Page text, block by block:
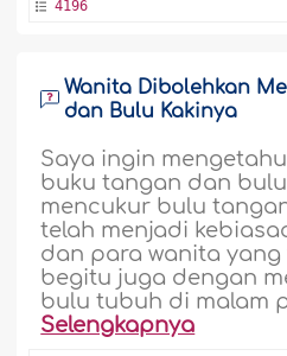
4196
Wanita Dibolehkan
dan Bulu Kakinya
Saya ingin
buku tangan dan bulu
mencukur bulu
telah menjadi
dan para wanita yang
begitu juga dengan
bulu tubuh di malam
Selengkapnya